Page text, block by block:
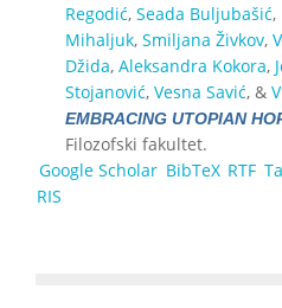
Regodić, Seada Buljubašić,
Mihaljuk, Smiljana Živkov,
Džida, Aleksandra Kokora,
Stojanović, Vesna Savić, &
EMBRACING UTOPIAN
Filozofski fakultet.
Google Scholar BibTeX RTF
RIS